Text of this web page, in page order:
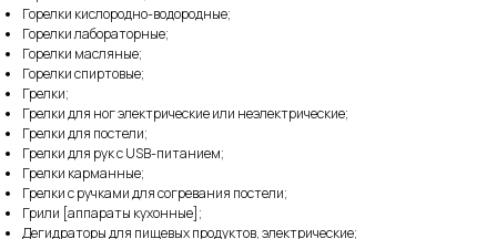
Горелки кислородно-водородные;
Горелки лабораторные;
Горелки масляные;
Горелки спиртовые;
Грелки;
Грелки для ног электрические или неэлектрические;
Грелки для постели;
Грелки для рук с USB-питанием;
Грелки карманные;
Грелки с ручками для согревания постели;
Грили [аппараты кухонные];
Дегидраторы для пищевых продуктов, электрические;